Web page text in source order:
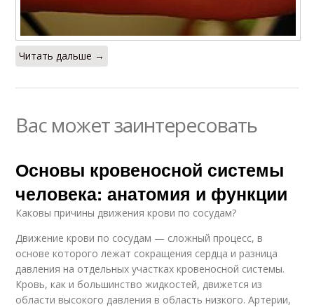
Читать дальше →
Вас может заинтересовать
Основы кровеносной системы
человека: анатомия и функции
Каковы причины движения крови по сосудам?
Движение крови по сосудам — сложный процесс, в
основе которого лежат сокращения сердца и разница
давления на отдельных участках кровеносной системы.
Кровь, как и большинство жидкостей, движется из
области высокого давления в область низкого. Артерии,